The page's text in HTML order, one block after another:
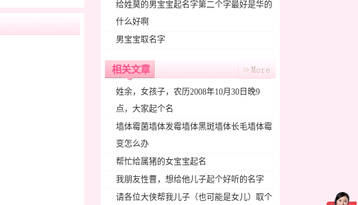
给姓莫的男宝宝起名字第二个字最好是华的
什么好啊
男宝宝取名字
相关文章
姓余，女孩子，农历2008年10月30日晚9
点，大家起个名
墙体霉菌墙体发霉墙体黑斑墙体长毛墙体霉
变怎么办
帮忙给属猪的女宝宝起名
我朋友性曹，想给他儿子起个好听的名字
请各位大侠帮我儿子（也可能是女儿）取个